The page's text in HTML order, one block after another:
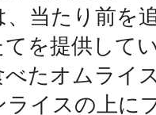
当たり前を
を提供して
べたオムライ
イスの上に